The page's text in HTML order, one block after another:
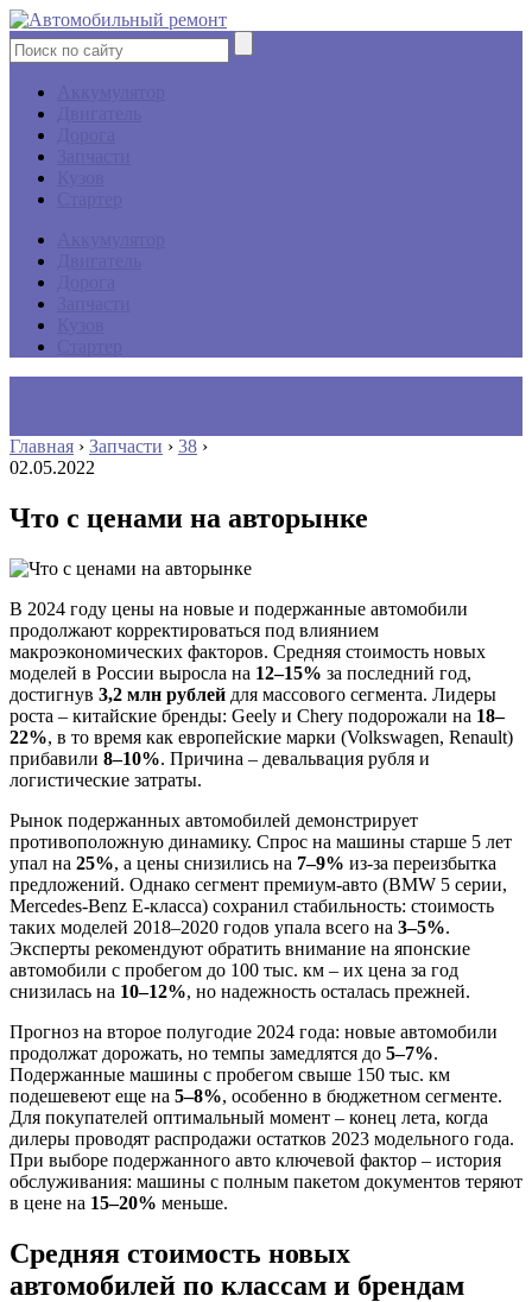
Главная › Запчасти › 38 ›
02.05.2022
Что с ценами на авторынке
В 2024 году цены на новые и подержанные автомобили
продолжают корректироваться под влиянием
макроэкономических факторов. Средняя стоимость новых
моделей в России выросла на 12–15% за последний год,
достигнув 3,2 млн рублей для массового сегмента. Лидеры
роста – китайские бренды: Geely и Chery подорожали на 18–
22%, в то время как европейские марки (Volkswagen, Renault)
прибавили 8–10%. Причина – девальвация рубля и
логистические затраты.
Рынок подержанных автомобилей демонстрирует
противоположную динамику. Спрос на машины старше 5 лет
упал на 25%, а цены снизились на 7–9% из-за переизбытка
предложений. Однако сегмент премиум-авто (BMW 5 серии,
Mercedes-Benz E-класса) сохранил стабильность: стоимость
таких моделей 2018–2020 годов упала всего на 3–5%.
Эксперты рекомендуют обратить внимание на японские
автомобили с пробегом до 100 тыс. км – их цена за год
снизилась на 10–12%, но надежность осталась прежней.
Прогноз на второе полугодие 2024 года: новые автомобили
продолжат дорожать, но темпы замедлятся до 5–7%.
Подержанные машины с пробегом свыше 150 тыс. км
подешевеют еще на 5–8%, особенно в бюджетном сегменте.
Для покупателей оптимальный момент – конец лета, когда
дилеры проводят распродажи остатков 2023 модельного года.
При выборе подержанного авто ключевой фактор – история
обслуживания: машины с полным пакетом документов теряют
в цене на 15–20% меньше.
Средняя стоимость новых
автомобилей по классам и брендам